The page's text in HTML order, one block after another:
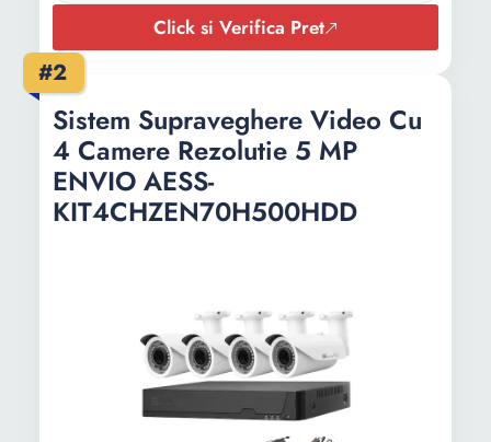
Click si Verifica Pret
#2
Sistem Supraveghere Video Cu
4 Camere Rezolutie 5 MP
ENVIO AESS-
KIT4CHZEN70H500HDD